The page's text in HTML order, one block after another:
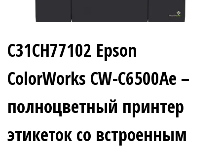
C31CH77102 Epson
ColorWorks CW-C6500Ae –
полноцветный принтер
этикеток со встроенным